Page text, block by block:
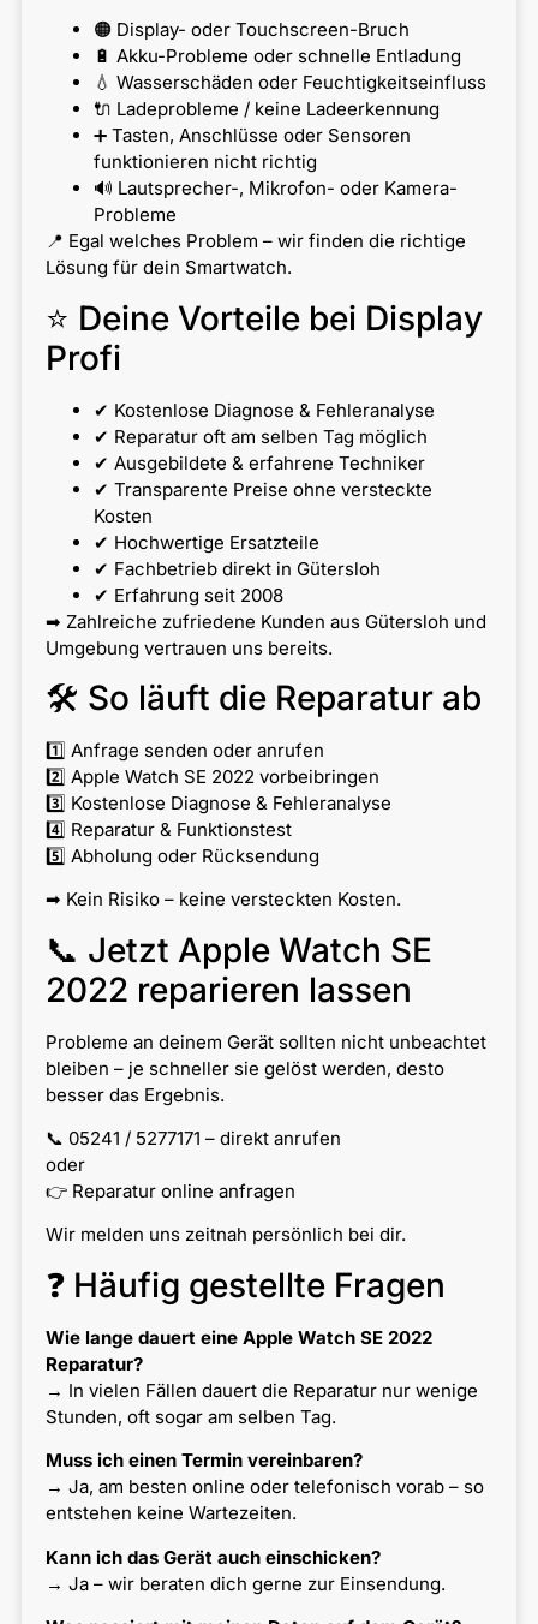
🟠 Display- oder Touchscreen-Bruch
🔋 Akku-Probleme oder schnelle Entladung
💧 Wasserschäden oder Feuchtigkeitseinfluss
🔌 Ladeprobleme / keine Ladeerkennung
➕ Tasten, Anschlüsse oder Sensoren
funktionieren nicht richtig
🔊 Lautsprecher-, Mikrofon- oder Kamera-
Probleme
📍 Egal welches Problem – wir finden die richtige
Lösung für dein Smartwatch.
⭐ Deine Vorteile bei Display
Profi
✔ Kostenlose Diagnose & Fehleranalyse
✔ Reparatur oft am selben Tag möglich
✔ Ausgebildete & erfahrene Techniker
✔ Transparente Preise ohne versteckte
Kosten
✔ Hochwertige Ersatzteile
✔ Fachbetrieb direkt in Gütersloh
✔ Erfahrung seit 2008
➡ Zahlreiche zufriedene Kunden aus Gütersloh und
Umgebung vertrauen uns bereits.
🛠 So läuft die Reparatur ab
1️⃣ Anfrage senden oder anrufen
2️⃣ Apple Watch SE 2022 vorbeibringen
3️⃣ Kostenlose Diagnose & Fehleranalyse
4️⃣ Reparatur & Funktionstest
5️⃣ Abholung oder Rücksendung
➡ Kein Risiko – keine versteckten Kosten.
📞 Jetzt Apple Watch SE
2022 reparieren lassen
Probleme an deinem Gerät sollten nicht unbeachtet
bleiben – je schneller sie gelöst werden, desto
besser das Ergebnis.
📞 05241 / 5277171 – direkt anrufen
oder
👉 Reparatur online anfragen
Wir melden uns zeitnah persönlich bei dir.
❓ Häufig gestellte Fragen
Wie lange dauert eine Apple Watch SE 2022
Reparatur?
→ In vielen Fällen dauert die Reparatur nur wenige
Stunden, oft sogar am selben Tag.
Muss ich einen Termin vereinbaren?
→ Ja, am besten online oder telefonisch vorab – so
entstehen keine Wartezeiten.
Kann ich das Gerät auch einschicken?
→ Ja – wir beraten dich gerne zur Einsendung.